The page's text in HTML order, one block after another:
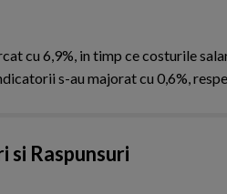
cu 6,9%, in timp ce costurile
s-au majorat cu 0,6%,
Raspunsuri